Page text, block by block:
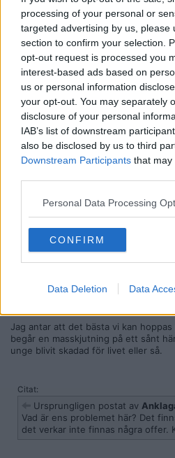
processing of your personal or
targeted advertising by us, please
section to confirm your selection.
opt-out request is processed you
interest-based ads based on
us or personal information
your opt-out. You may separately
disclosure of your personal
IAB’s list of downstream
also be disclosed by us to third
Downstream Participants that may
Personal Data Processing
CONFIRM
Data Deletion Data
Medlem
Verkar heta King of the streets
https://www.youtube.com/
2026-02-11, 10:04
kalkryggar
Medlem
Det är väl bara för polisen att börja
in tillräckligt med poliser så de kan
kniper de åt. Enorma mängder
Sen griper man alla och så slänger
(efter att våra politiker har agerat
lagar då de är fullt upptagna med att
Jag antar att det bästa vi kan
begår en masskjutning på ett sånt
unge blivit skadad för livet eller så.
Citat:
Ursprungligen postat av
Vad är ens problemet här? Det
det verkar inte finnas några offer.